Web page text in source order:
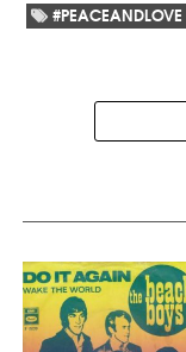
#PEACEANDLOVE